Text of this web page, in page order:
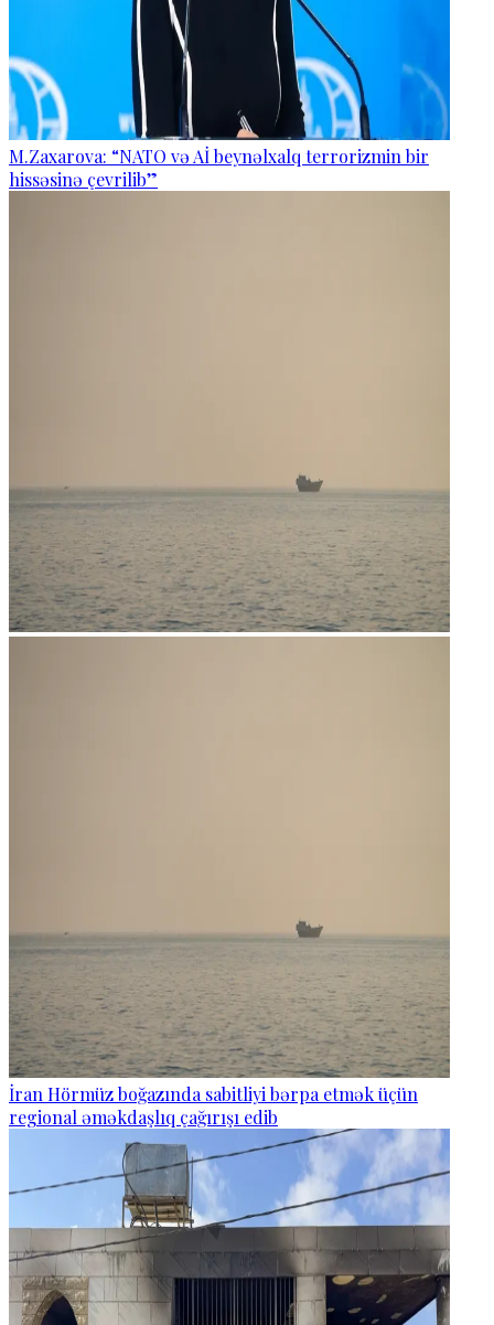
M.Zaxarova: “NATO və Aİ beynəlxalq terrorizmin bir
hissəsinə çevrilib”
İran Hörmüz boğazında sabitliyi bərpa etmək üçün
regional əməkdaşlıq çağırışı edib